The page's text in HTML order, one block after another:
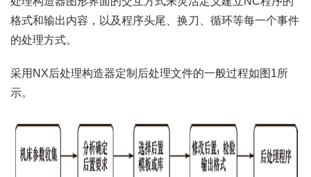
格式和输出内容，以及程序头尾、换刀、循环等每一个事件
的处理方式。
采用NX后处理构造器定制后处理文件的一般过程如图1所
示。